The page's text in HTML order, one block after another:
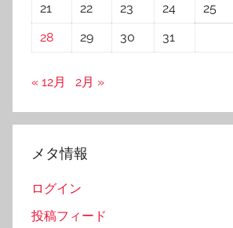
21
22 23 24 25
28
29 30 31
« 12月 2月 »
メタ情報
ログイン
投稿フィード